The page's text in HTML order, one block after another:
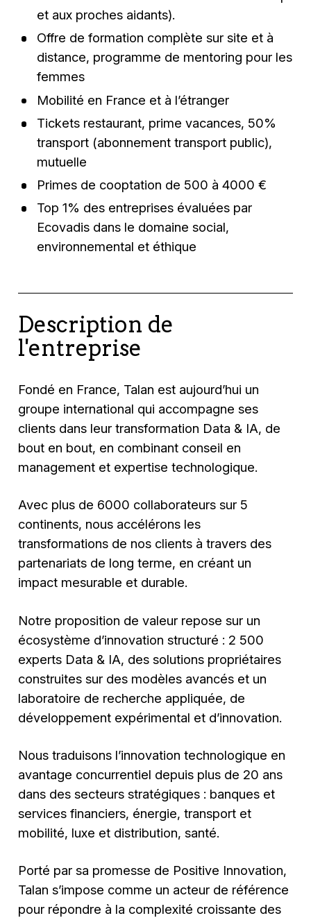
et aux proches aidants).
Offre de formation complète sur site et à
distance, programme de mentoring pour les
femmes
Mobilité en France et à l’étranger
Tickets restaurant, prime vacances, 50%
transport (abonnement transport public),
mutuelle
Primes de cooptation de 500 à 4000 €
Top 1% des entreprises évaluées par
Ecovadis dans le domaine social,
environnemental et éthique
Description de
l'entreprise
Fondé en France, Talan est aujourd’hui un
groupe international qui accompagne ses
clients dans leur transformation Data & IA, de
bout en bout, en combinant conseil en
management et expertise technologique.
Avec plus de 6000 collaborateurs sur 5
continents, nous accélérons les
transformations de nos clients à travers des
partenariats de long terme, en créant un
impact mesurable et durable.
Notre proposition de valeur repose sur un
écosystème d’innovation structuré : 2 500
experts Data & IA, des solutions propriétaires
construites sur des modèles avancés et un
laboratoire de recherche appliquée, de
développement expérimental et d’innovation.
Nous traduisons l’innovation technologique en
avantage concurrentiel depuis plus de 20 ans
dans des secteurs stratégiques : banques et
services financiers, énergie, transport et
mobilité, luxe et distribution, santé.
Porté par sa promesse de Positive Innovation,
Talan s’impose comme un acteur de référence
pour répondre à la complexité croissante des